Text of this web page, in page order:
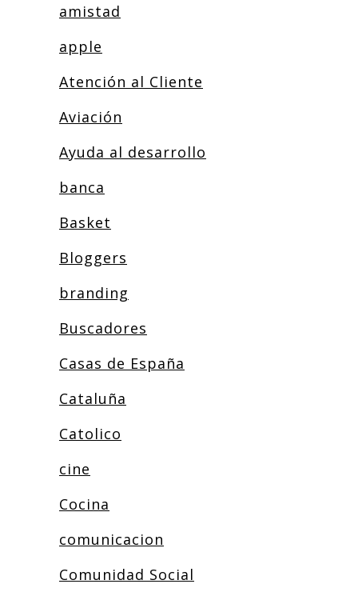
amistad
apple
Atención al Cliente
Aviación
Ayuda al desarrollo
banca
Basket
Bloggers
branding
Buscadores
Casas de España
Cataluña
Catolico
cine
Cocina
comunicacion
Comunidad Social